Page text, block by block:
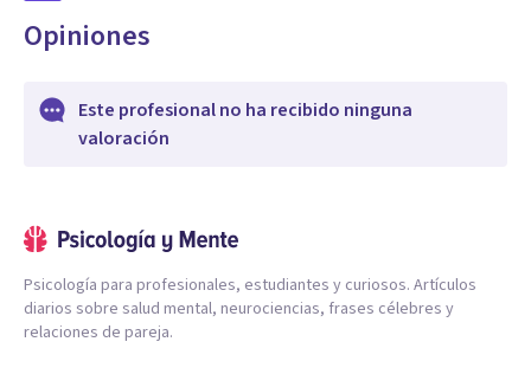
Opiniones
Este profesional no ha recibido ninguna
valoración
Psicología para profesionales, estudiantes y curiosos. Artículos
diarios sobre salud mental, neurociencias, frases célebres y
relaciones de pareja.